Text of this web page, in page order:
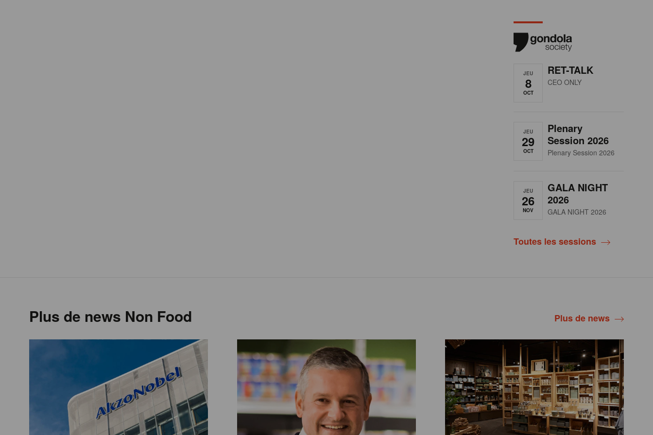
JEU
8
OCT
RET-TALK
CEO ONLY
JEU
29
OCT
Plenary
Session 2026
Plenary Session 2026
JEU
26
NOV
GALA NIGHT
2026
GALA NIGHT 2026
Toutes les sessions
Plus de news Non Food Plus de news